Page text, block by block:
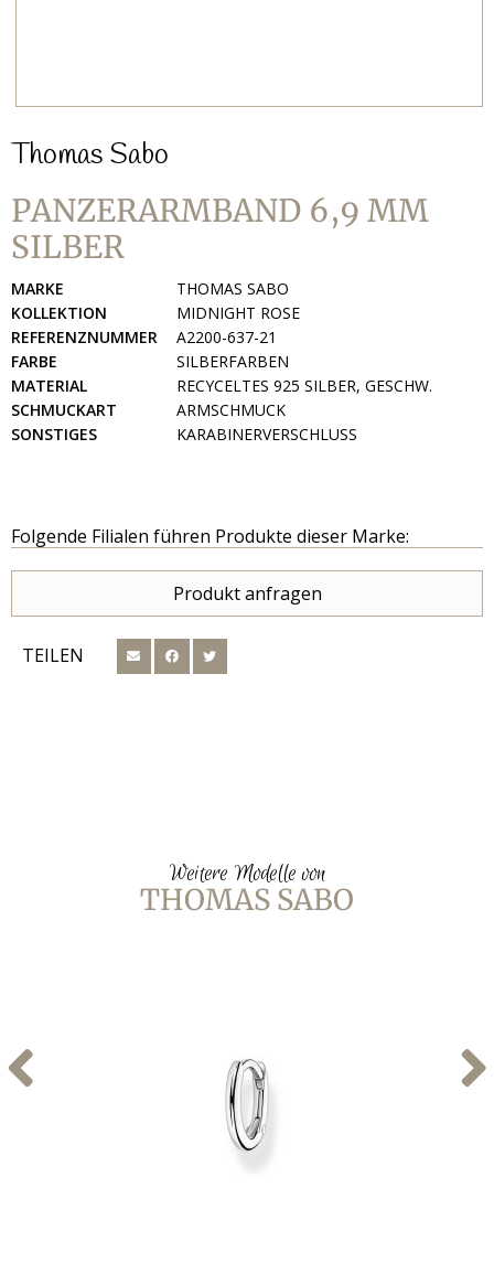
Thomas Sabo
PANZERARMBAND 6,9 MM
SILBER
MARKE
THOMAS SABO
KOLLEKTION
MIDNIGHT ROSE
REFERENZNUMMER
A2200-637-21
FARBE
SILBERFARBEN
MATERIAL
RECYCELTES 925 SILBER, GESCHW.
SCHMUCKART
ARMSCHMUCK
SONSTIGES
KARABINERVERSCHLUSS
Folgende Filialen führen Produkte dieser Marke:
Produkt anfragen
TEILEN
Weitere Modelle von
THOMAS SABO